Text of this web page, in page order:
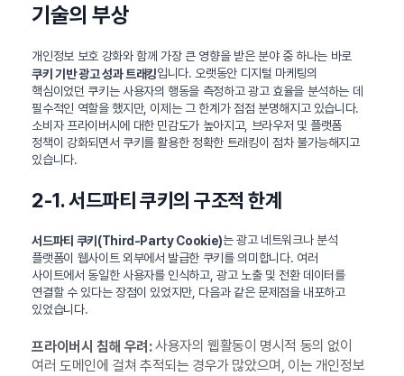
기술의 부상
개인정보 보호 강화와 함께 가장 큰 영향을 받은 분야 중 하나는 바로
쿠키 기반 광고 성과 트래킹입니다. 오랫동안 디지털 마케팅의
핵심이었던 쿠키는 사용자의 행동을 측정하고 광고 효율을 분석하는 데
필수적인 역할을 했지만, 이제는 그 한계가 점점 분명해지고 있습니다.
소비자 프라이버시에 대한 민감도가 높아지고, 브라우저 및 플랫폼
정책이 강화되면서 쿠키를 활용한 정확한 트래킹이 점차 불가능해지고
있습니다.
2-1. 서드파티 쿠키의 구조적 한계
서드파티 쿠키(Third-Party Cookie)는 광고 네트워크나 분석
플랫폼이 웹사이트 외부에서 발급한 쿠키를 의미합니다. 여러
사이트에서 동일한 사용자를 인식하고, 광고 노출 및 전환 데이터를
연결할 수 있다는 장점이 있었지만, 다음과 같은 문제점을 내포하고
있었습니다.
프라이버시 침해 우려:사용자의 웹활동이 명시적 동의 없이
여러 도메인에 걸쳐 추적되는 경우가 많았으며, 이는 개인정보